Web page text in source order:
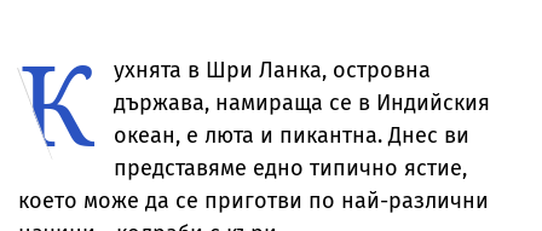
К
ухнята в Шри Ланка, островна
държава, намираща се в Индийския
океан, е люта и пикантна. Днес ви
представяме едно типично ястие,
което може да се приготви по най-различни